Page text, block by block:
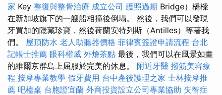
家 Key 整復與整骨治療 成立公司 護照過期 Bridge）橋樑
在新加坡旗下的一艘船相撞後倒塌。 然後，我們可以發現
牙買加的隱藏珍寶，然後荷蘭安特列斯（Antilles）等著我
們。 屋頂防水 老人助聽器價格 菲律賓簽證申請流程 台北
記帳士推薦 眼科權威 外燴茶點 最後，我們可以在風景如畫
的維爾京群島上屈服於完美的休息。 附近牙醫 撥筋美容療
程 按摩專業教學 假牙費用 台中產後護理之家 士林按摩推
薦 吧檯桌 台胞證宜蘭 外商投資設立公司專業協助 失智症